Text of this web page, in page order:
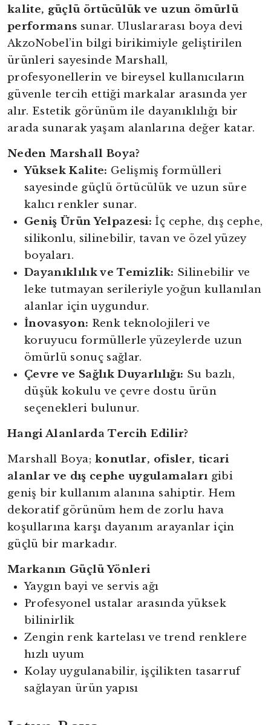
kalite, güçlü örtücülük ve uzun ömürlü
performans sunar. Uluslararası boya devi
AkzoNobel’in bilgi birikimiyle geliştirilen
ürünleri sayesinde Marshall,
profesyonellerin ve bireysel kullanıcıların
güvenle tercih ettiği markalar arasında yer
alır. Estetik görünüm ile dayanıklılığı bir
arada sunarak yaşam alanlarına değer katar.
Neden Marshall Boya?
Yüksek Kalite: Gelişmiş formülleri
sayesinde güçlü örtücülük ve uzun süre
kalıcı renkler sunar.
Geniş Ürün Yelpazesi: İç cephe, dış cephe,
silikonlu, silinebilir, tavan ve özel yüzey
boyaları.
Dayanıklılık ve Temizlik: Silinebilir ve
leke tutmayan serileriyle yoğun kullanılan
alanlar için uygundur.
İnovasyon: Renk teknolojileri ve
koruyucu formüllerle yüzeylerde uzun
ömürlü sonuç sağlar.
Çevre ve Sağlık Duyarlılığı: Su bazlı,
düşük kokulu ve çevre dostu ürün
seçenekleri bulunur.
Hangi Alanlarda Tercih Edilir?
Marshall Boya;konutlar, ofisler, ticari
alanlar ve dış cephe uygulamalarıgibi
geniş bir kullanım alanına sahiptir. Hem
dekoratif görünüm hem de zorlu hava
koşullarına karşı dayanım arayanlar için
güçlü bir markadır.
Markanın Güçlü Yönleri
Yaygın bayi ve servis ağı
Profesyonel ustalar arasında yüksek
bilinirlik
Zengin renk kartelası ve trend renklere
hızlı uyum
Kolay uygulanabilir, işçilikten tasarruf
sağlayan ürün yapısı